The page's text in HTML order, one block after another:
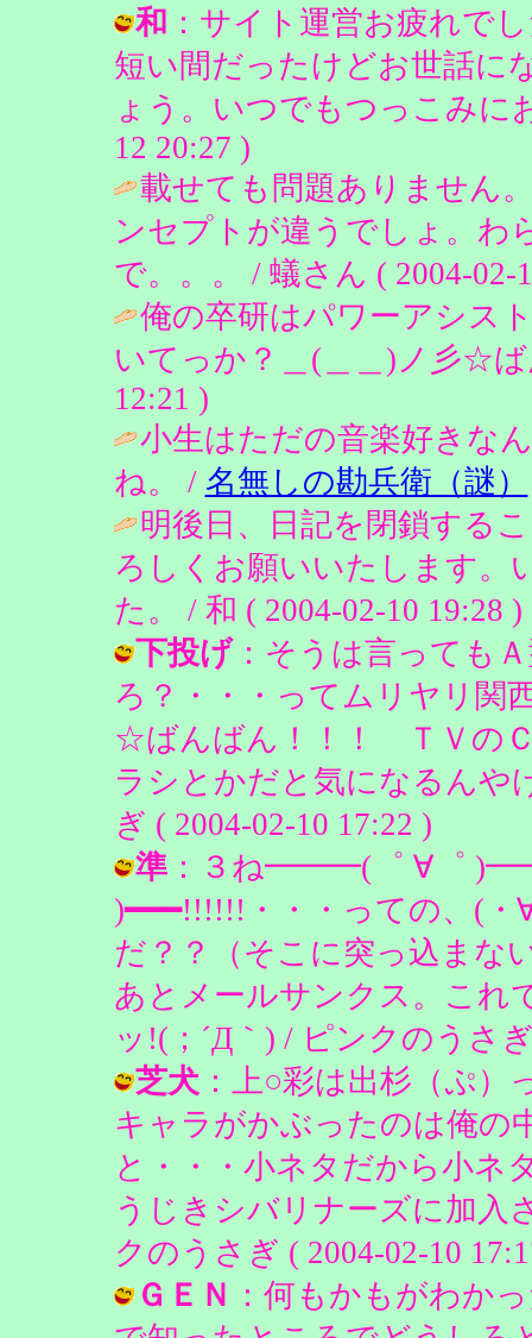
和 ：サイト運営お疲れで
短い間だったけどお世話に
ょう。いつでもつっこみに
12 20:27 )
載せても問題ありません
ンセプトが違うでしょ。わ
で。。。 / 蟻さん ( 2004-02-
俺の卒研はパワーアシス
いてっか？＿(＿＿)ノ彡☆
12:21 )
小生はただの音楽好きな
ね。 / 名無しの勘兵衛（謎）
明後日、日記を閉鎖する
ろしくお願いいたします。
た。 / 和 ( 2004-02-10 19:28 )
下投げ：そうは言っても
ろ？・・・ってムリヤリ関
☆ばんばん！！！ ＴＶの
ラシとかだと気になるんや
ぎ ( 2004-02-10 17:22 )
準：３ね━━━(゜ ∀゜
)━━━!!!!!!・・・っての、(・
だ？？（そこに突っ込ま
あとメールサンクス。こ
ッ!(；´Д｀) / ピンクのうさ
芝犬：上○彩は出杉（ぷ）
キャラがかぶったのは俺
と・・・小ネタだから小
うじきシバリナーズに加入
クのうさぎ ( 2004-02-10
ＧＥＮ ：何もかもがわか